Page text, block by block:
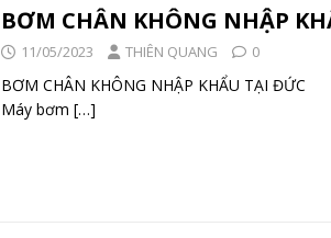
BƠM CHÂN KHÔNG NHẬP
11/05/2023 THIÊN QUANG 0
BƠM CHÂN KHÔNG NHẬP
Máy bơm […]